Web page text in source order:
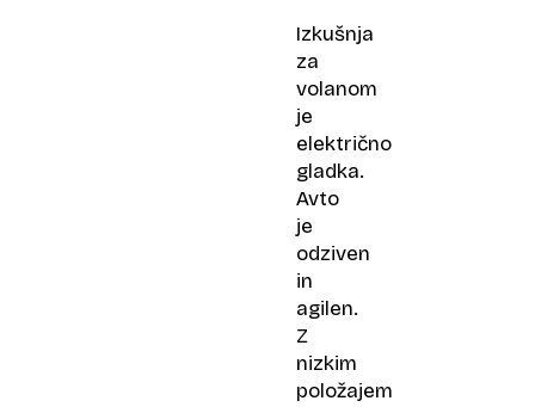
Izkušnja
za
volanom
je
električno
gladka.
Avto
je
odziven
in
agilen.
Z
nizkim
položajem